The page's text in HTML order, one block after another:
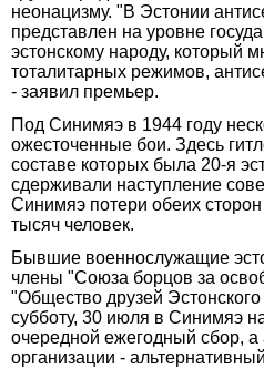
неонацизму. "В Эстонии
представлен на уровне
эстонскому народу, который
тоталитарных режимов,
- заявил премьер.
Под Синимяэ в 1944 году
ожесточенные бои. Здесь
составе которых была 20-я
сдерживали наступление
Синимяэ потери обеих
тысяч человек.
Бывшие военнослужащие
члены "Союза борцов за
"Общество друзей
субботу, 30 июля в Синимяэ
очередной ежегодный сбор,
организации -